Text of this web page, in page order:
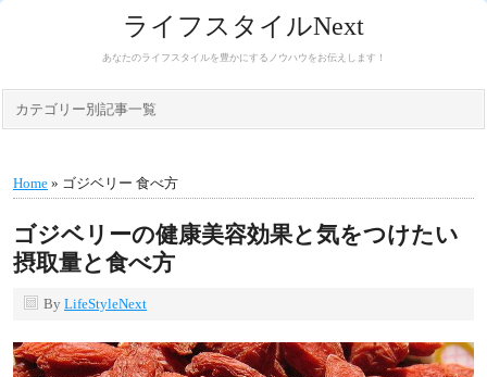
ライフスタイルNext
あなたのライフスタイルを豊かにするノウハウをお伝えします！
カテゴリー別記事一覧
Home » ゴジベリー 食べ方
ゴジベリーの健康美容効果と気をつけたい
摂取量と食べ方
By LifeStyleNext